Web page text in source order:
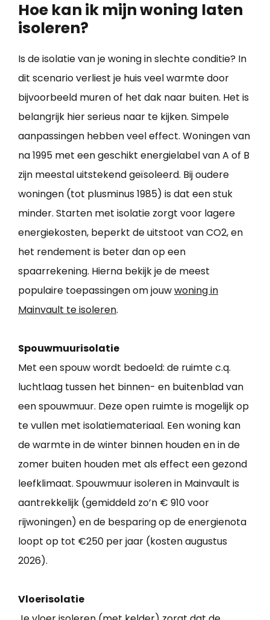
Hoe kan ik mijn woning laten
isoleren?
Is de isolatie van je woning in slechte conditie? In
dit scenario verliest je huis veel warmte door
bijvoorbeeld muren of het dak naar buiten. Het is
belangrijk hier serieus naar te kijken. Simpele
aanpassingen hebben veel effect. Woningen van
na 1995 met een geschikt energielabel van A of B
zijn meestal uitstekend geïsoleerd. Bij oudere
woningen (tot plusminus 1985) is dat een stuk
minder. Starten met isolatie zorgt voor lagere
energiekosten, beperkt de uitstoot van CO2, en
het rendement is beter dan op een
spaarrekening. Hierna bekijk je de meest
populaire toepassingen om jouwwoning in
Mainvault te isoleren.
Spouwmuurisolatie
Met een spouw wordt bedoeld: de ruimte c.q.
luchtlaag tussen het binnen- en buitenblad van
een spouwmuur. Deze open ruimte is mogelijk op
te vullen met isolatiemateriaal. Een woning kan
de warmte in de winter binnen houden en in de
zomer buiten houden met als effect een gezond
leefklimaat. Spouwmuur isoleren in Mainvault is
aantrekkelijk (gemiddeld zo’n € 910 voor
rijwoningen) en de besparing op de energienota
loopt op tot €250 per jaar (kosten augustus
2026).
Vloerisolatie